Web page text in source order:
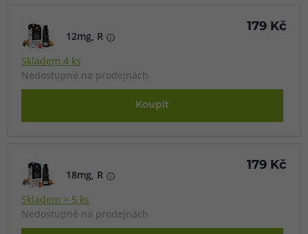
12mg, R
Skladem 4 ks
Nedostupné na prodejnách
179 Kč
Koupit
18mg, R
Skladem > 5 ks
Nedostupné na prodejnách
179 Kč